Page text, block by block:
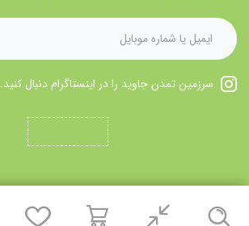
سرزمین تمدن جاوید را در اینستاگرام دنبال کنید.